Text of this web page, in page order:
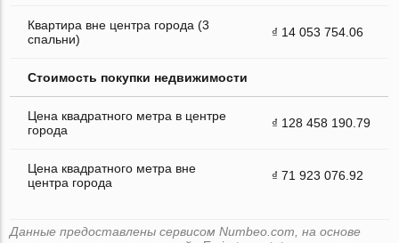
Квартира вне центра города (3
спальни)
₫ 14 053 754.06
Стоимость покупки недвижимости
Цена квадратного метра в центре
города
₫ 128 458 190.79
Цена квадратного метра вне
центра города
₫ 71 923 076.92
Данные предоставлены сервисом Numbeo.com, на основе